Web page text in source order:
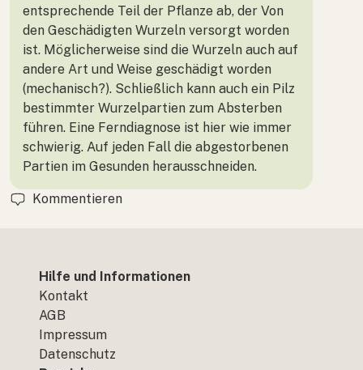
entsprechende Teil der Pflanze ab, der Von
den Geschädigten Wurzeln versorgt worden
ist. Möglicherweise sind die Wurzeln auch auf
andere Art und Weise geschädigt worden
(mechanisch?). Schließlich kann auch ein Pilz
bestimmter Wurzelpartien zum Absterben
führen. Eine Ferndiagnose ist hier wie immer
schwierig. Auf jeden Fall die abgestorbenen
Partien im Gesunden herausschneiden.
Kommentieren
Hilfe und Informationen
Kontakt
AGB
Impressum
Datenschutz